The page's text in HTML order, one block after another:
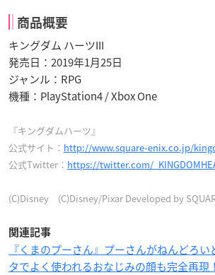
商品概要
キングダム ハーツIII
発売日：2019年1月25日
ジャンル：RPG
機種：PlayStation4 / Xbox One
『キングダムハーツ』
公式サイト： http://www.square-enix.co.jp/
公式Twitter： https://twitter.com/
(C)Disney (C)Disney/Pixar Developed by
関連記事
『くまのプーさん』プーさんがねんどろ
タでよく使われるおなじみの顔も完全再現！